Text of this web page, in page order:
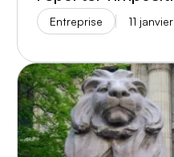
Entreprise 11